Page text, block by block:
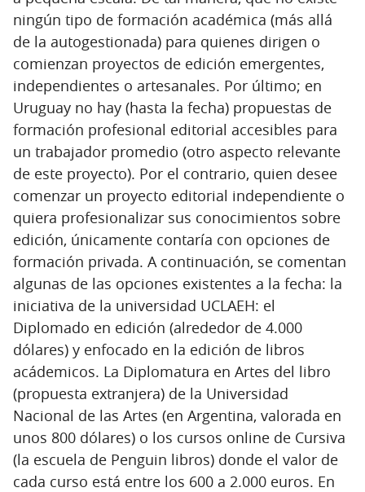
ningún tipo de formación académica (más allá
de la autogestionada) para quienes dirigen o
comienzan proyectos de edición emergentes,
independientes o artesanales. Por último; en
Uruguay no hay (hasta la fecha) propuestas de
formación profesional editorial accesibles para
un trabajador promedio (otro aspecto relevante
de este proyecto). Por el contrario, quien desee
comenzar un proyecto editorial independiente o
quiera profesionalizar sus conocimientos sobre
edición, únicamente contaría con opciones de
formación privada. A continuación, se comentan
algunas de las opciones existentes a la fecha: la
iniciativa de la universidad UCLAEH: el
Diplomado en edición (alrededor de 4.000
dólares) y enfocado en la edición de libros
acádemicos. La Diplomatura en Artes del libro
(propuesta extranjera) de la Universidad
Nacional de las Artes (en Argentina, valorada en
unos 800 dólares) o los cursos online de Cursiva
(la escuela de Penguin libros) donde el valor de
cada curso está entre los 600 a 2.000 euros. En